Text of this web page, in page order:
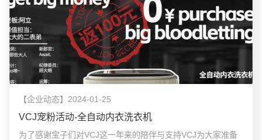
【企业动态】2024-01-25
VCJ宠粉活动-全自动内衣洗衣机
为了感谢宝子们对VCJ这一年来的陪伴与支持VCJ为大家准备